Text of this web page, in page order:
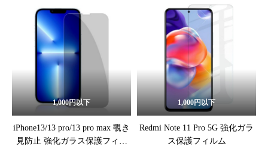
1,000円以下
iPhone13/13 pro/13 pro max 覗き
見防止 強化ガラス保護フィル
1,000円以下
Redmi Note 11 Pro 5G 強化ガラ
ス保護フィルム